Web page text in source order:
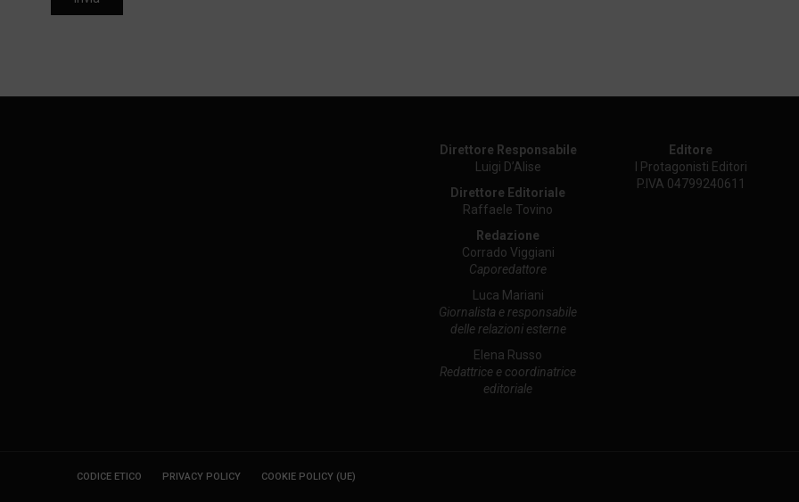
Direttore Responsabile
Luigi D’Alise
Direttore Editoriale
Raffaele Tovino
Redazione
Corrado Viggiani
Caporedattore
Luca Mariani
Giornalista e responsabile
delle relazioni esterne
Elena Russo
Redattrice e coordinatrice
editoriale
Editore
I Protagonisti Editori
P.IVA 04799240611
CODICE ETICO PRIVACY POLICY COOKIE POLICY (UE)